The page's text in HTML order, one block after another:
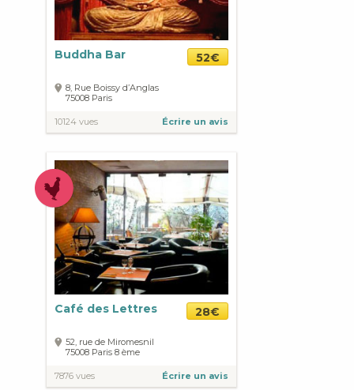
Buddha Bar 52€
8, Rue Boissy d’Anglas
75008 Paris
10124 vues Écrire un avis
Café des Lettres 28€
52, rue de Miromesnil
75008 Paris 8 ème
7876 vues Écrire un avis